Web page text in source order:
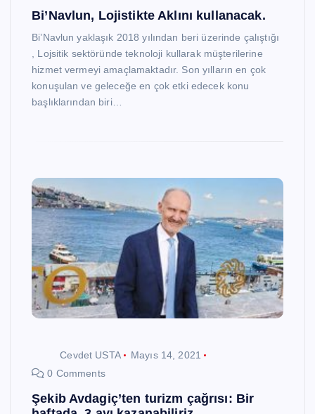
Bi’Navlun, Lojistikte Aklını kullanacak.
Bi’Navlun yaklaşık 2018 yılından beri üzerinde çalıştığı
, Lojsitik sektöründe teknoloji kullarak müşterilerine
hizmet vermeyi amaçlamaktadır. Son yılların en çok
konuşulan ve geleceğe en çok etki edecek konu
başlıklarından biri…
Cevdet USTA
Mayıs 14, 2021
0 Comments
Şekib Avdagiç’ten turizm çağrısı: Bir